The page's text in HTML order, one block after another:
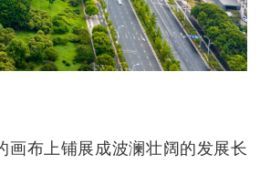
画布上铺展成波澜壮阔的发展长